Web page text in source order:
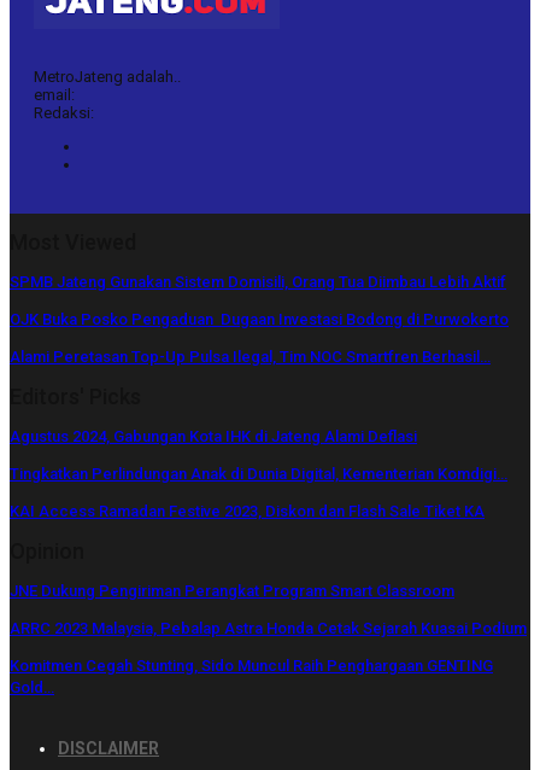
MetroJateng adalah..
email:
Redaksi:
SPMB Jateng Gunakan Sistem Domisili, Orang Tua Diimbau Lebih Aktif
OJK Buka Posko Pengaduan Dugaan Investasi Bodong di Purwokerto
Alami Peretasan Top-Up Pulsa Ilegal, Tim NOC Smartfren Berhasil…
Agustus 2024, Gabungan Kota IHK di Jateng Alami Deflasi
Tingkatkan Perlindungan Anak di Dunia Digital, Kementerian Komdigi…
KAI Access Ramadan Festive 2023, Diskon dan Flash Sale Tiket KA
JNE Dukung Pengiriman Perangkat Program Smart Classroom
ARRC 2023 Malaysia, Pebalap Astra Honda Cetak Sejarah Kuasai Podium
Komitmen Cegah Stunting, Sido Muncul Raih Penghargaan GENTING
Gold…
DISCLAIMER